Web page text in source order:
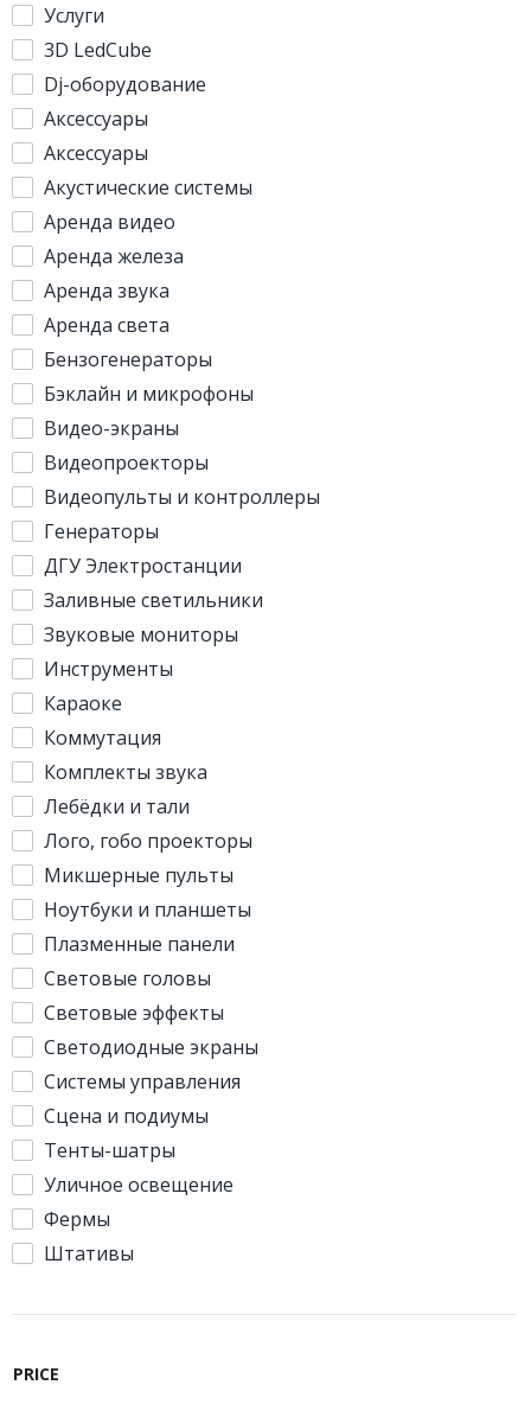
Услуги
3D LedCube
Dj-оборудование
Аксессуары
Аксессуары
Акустические системы
Аренда видео
Аренда железа
Аренда звука
Аренда света
Бензогенераторы
Бэклайн и микрофоны
Видео-экраны
Видеопроекторы
Видеопульты и контроллеры
Генераторы
ДГУ Электростанции
Заливные светильники
Звуковые мониторы
Инструменты
Караоке
Коммутация
Комплекты звука
Лебёдки и тали
Лого, гобо проекторы
Микшерные пульты
Ноутбуки и планшеты
Плазменные панели
Световые головы
Световые эффекты
Светодиодные экраны
Системы управления
Сцена и подиумы
Тенты-шатры
Уличное освещение
Фермы
Штативы
PRICE